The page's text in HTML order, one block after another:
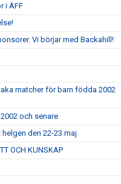
i ÄFF
Vi börjar med Backahill!
matcher för barn födda 2002
och senare
den 22-23 maj
OCH KUNSKAP